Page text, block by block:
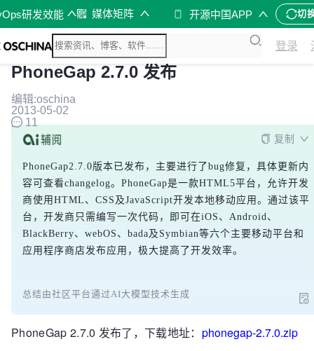
研发效能 媒体矩阵 开源中国APP 切
登录
PhoneGap 2.7.0 发布
编辑:oschina
2013-05-02
11
复制
PhoneGap2.7.0版本已发布，主要进行了bug修复，具体更新内
容可查看changelog。PhoneGap是一款HTML5平台，允许开发
商使用HTML、CSS及JavaScript开发本地移动应用。通过该平
台，开发商只需编写一次代码，即可在iOS、Android、
BlackBerry、webOS、bada及Symbian等六个主要移动平台和
应用程序商店发布应用，极大提高了开发效率。
总结由社区平台通过AI大模型技术生成
PhoneGap 2.7.0 发布了，下载地址： phonegap-2.7.0.zip